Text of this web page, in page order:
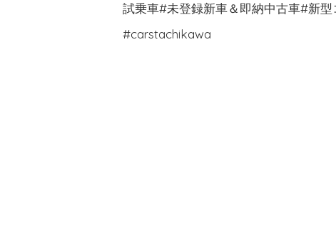
試乗車#未登録新車＆即納中古車#新
#carstachikawa